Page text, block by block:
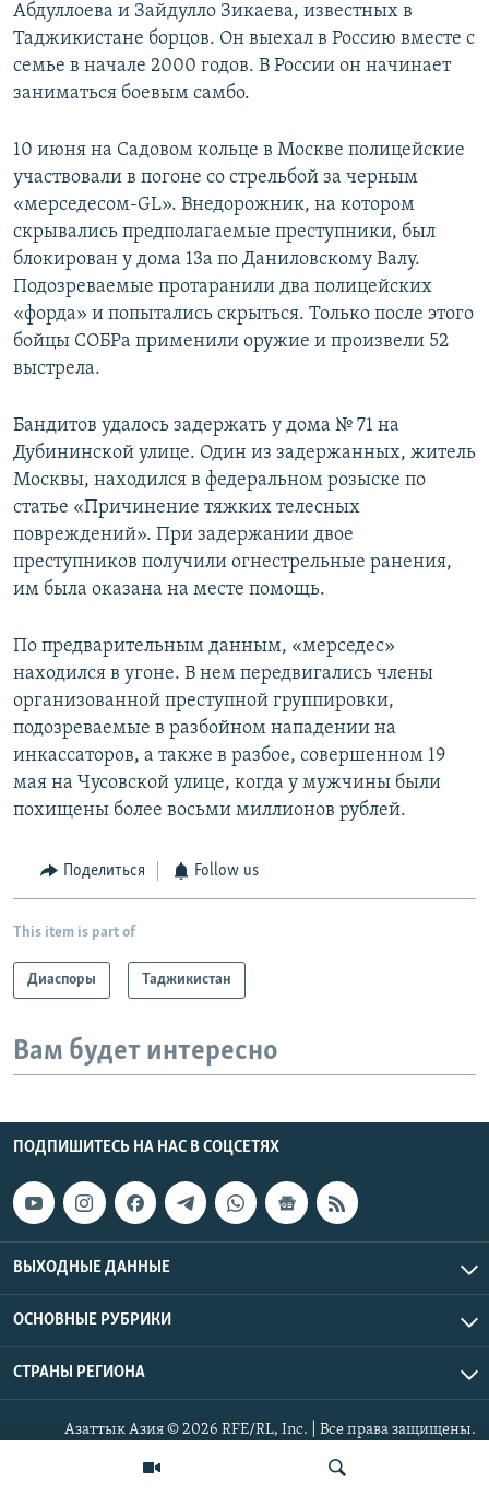
Абдуллоева и Зайдулло Зикаева, известных в
Таджикистане борцов. Он выехал в Россию вместе с
семье в начале 2000 годов. В России он начинает
заниматься боевым самбо.
10 июня на Садовом кольце в Москве полицейские
участвовали в погоне со стрельбой за черным
«мерседесом-GL». Внедорожник, на котором
скрывались предполагаемые преступники, был
блокирован у дома 13а по Даниловскому Валу.
Подозреваемые протаранили два полицейских
«форда» и попытались скрыться. Только после этого
бойцы СОБРа применили оружие и произвели 52
выстрела.
Бандитов удалось задержать у дома № 71 на
Дубининской улице. Один из задержанных, житель
Москвы, находился в федеральном розыске по
статье «Причинение тяжких телесных
повреждений». При задержании двое
преступников получили огнестрельные ранения,
им была оказана на месте помощь.
По предварительным данным, «мерседес»
находился в угоне. В нем передвигались члены
организованной преступной группировки,
подозреваемые в разбойном нападении на
инкассаторов, а также в разбое, совершенном 19
мая на Чусовской улице, когда у мужчины были
похищены более восьми миллионов рублей.
Поделиться Follow us
This item is part of
Диаспоры Таджикистан
Вам будет интересно
ПОДПИШИТЕСЬ НА НАС В СОЦСЕТЯХ
ВЫХОДНЫЕ ДАННЫЕ
ОСНОВНЫЕ РУБРИКИ
СТРАНЫ РЕГИОНА
Азаттык Азия © 2026 RFE/RL, Inc. | Все права защищены.